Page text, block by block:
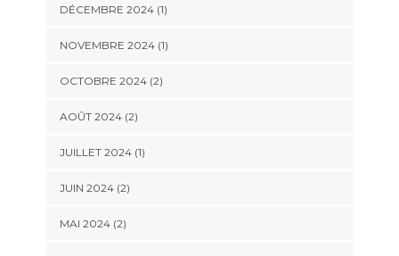
DÉCEMBRE 2024(1)
NOVEMBRE 2024(1)
OCTOBRE 2024(2)
AOÛT 2024(2)
JUILLET 2024(1)
JUIN 2024(2)
MAI 2024(2)